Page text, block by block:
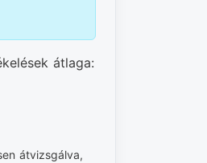
átlaga:
átvizsgálva,